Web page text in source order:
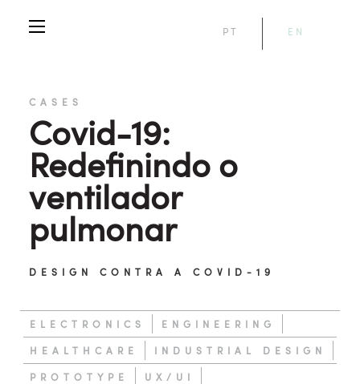
PT EN
CASES
Covid-19:
Redefinindo o
ventilador
pulmonar
DESIGN CONTRA A COVID-19
ELECTRONICS ENGINEERING
HEALTHCARE INDUSTRIAL DESIGN
PROTOTYPE UX/UI